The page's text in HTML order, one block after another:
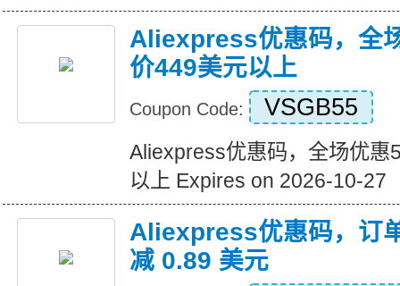
Aliexpress优惠码，全
价449美元以上
Coupon Code: VSGB55
Aliexpress优惠码，全场优惠
以上 Expires on 2026-10-27
Aliexpress优惠码，订
减 0.89 美元